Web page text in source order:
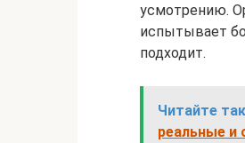
усмотрению.
испытывает
подходит.
Читайте
реальные и